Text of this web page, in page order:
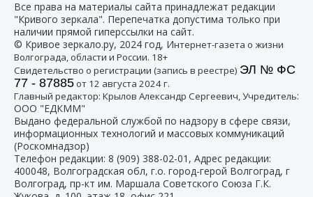
Все права на материалы сайта принадлежат редакции
"Кривого зеркала". Перепечатка допустима только при
наличии прямой гиперссылки на сайт.
© Кривое зеркало.ру, 2024 год, Интернет-газета о жизни
Волгограда, области и России. 18+
Свидетельство о регистрации (запись в реестре) ЭЛ № ФС
77 - 87885от 12 августа 2024 г.
Главный редактор: Крылов Александр Сергеевич, Учредитель:
ООО "ЕДКММ"
Выдано федеральной службой по надзору в сфере связи,
информационных технологий и массовых коммуникаций
(Роскомнадзор)
Телефон редакции: 8 (909) 388-02-01 , Адрес редакции:
400048, Волгоградская обл, г.о. город-герой Волгоград, г
Волгоград, пр-кт им. Маршала Советского Союза Г.К.